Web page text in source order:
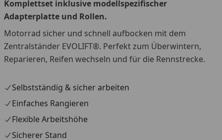
Komplettset inklusive modellspezifischer
Adapterplatte und Rollen.
Motorrad sicher und schnell aufbocken mit dem
Zentralständer EVOLIFT®. Perfekt zum Überwintern,
Reparieren, Reifen wechseln und für die Rennstrecke.
Selbstständig & sicher arbeiten
Einfaches Rangieren
Flexible Arbeitshöhe
Sicherer Stand